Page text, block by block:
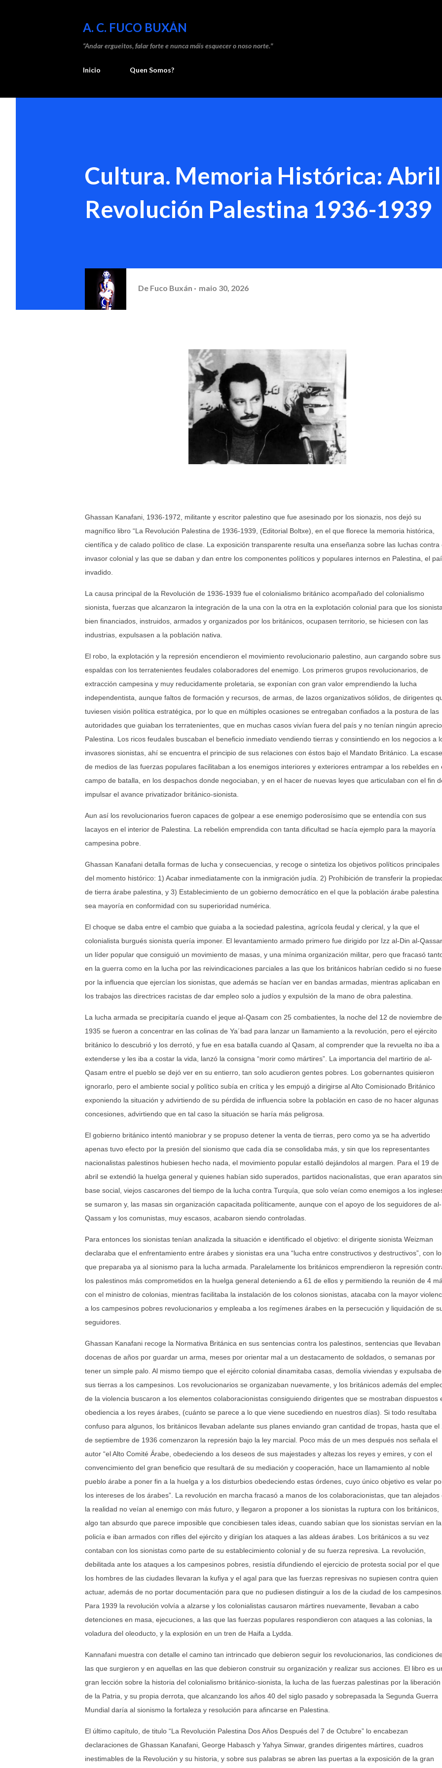
A. C. FUCO BUXÁN
“Andar ergueitos, falar forte e nunca máis esquecer o noso norte."
Inicio Quen Somos?
Cultura. Memoria Histórica:
Revolución Palestina 1936-1939
De Fuco Buxán maio 30, 2026
Ghassan Kanafani, 1936-1972, militante y escritor palestino que fue asesinado por los sionazis, nos dejó su
magnífico libro “La Revolución Palestina de 1936-1939, (Editorial Boltxe), en el que florece la memoria histórica,
científica y de calado político de clase. La exposición transparente resulta una enseñanza sobre las luchas contra
invasor colonial y las que se daban y dan entre los componentes políticos y populares internos en Palestina, el
invadido.
La causa principal de la Revolución de 1936-1939 fue el colonialismo británico acompañado del colonialismo
sionista, fuerzas que alcanzaron la integración de la una con la otra en la explotación colonial para que los
bien financiados, instruidos, armados y organizados por los británicos, ocupasen territorio, se hiciesen con las
industrias, expulsasen a la población nativa.
El robo, la explotación y la represión encendieron el movimiento revolucionario palestino, aun cargando sobre sus
espaldas con los terratenientes feudales colaboradores del enemigo. Los primeros grupos revolucionarios, de
extracción campesina y muy reducidamente proletaria, se exponían con gran valor emprendiendo la lucha
independentista, aunque faltos de formación y recursos, de armas, de lazos organizativos sólidos, de dirigentes
tuviesen visión política estratégica, por lo que en múltiples ocasiones se entregaban confiados a la postura de las
autoridades que guiaban los terratenientes, que en muchas casos vivían fuera del país y no tenían ningún
Palestina. Los ricos feudales buscaban el beneficio inmediato vendiendo tierras y consintiendo en los negocios a
invasores sionistas, ahí se encuentra el principio de sus relaciones con éstos bajo el Mandato Británico. La
de medios de las fuerzas populares facilitaban a los enemigos interiores y exteriores entrampar a los rebeldes en
campo de batalla, en los despachos donde negociaban, y en el hacer de nuevas leyes que articulaban con el fin
impulsar el avance privatizador británico-sionista.
Aun así los revolucionarios fueron capaces de golpear a ese enemigo poderosísimo que se entendía con sus
lacayos en el interior de Palestina. La rebelión emprendida con tanta dificultad se hacía ejemplo para la mayoría
campesina pobre.
Ghassan Kanafani detalla formas de lucha y consecuencias, y recoge o sintetiza los objetivos políticos principales
del momento histórico: 1) Acabar inmediatamente con la inmigración judía. 2) Prohibición de transferir la
de tierra árabe palestina, y 3) Establecimiento de un gobierno democrático en el que la población árabe palestina
sea mayoría en conformidad con su superioridad numérica.
El choque se daba entre el cambio que guiaba a la sociedad palestina, agrícola feudal y clerical, y la que el
colonialista burgués sionista quería imponer. El levantamiento armado primero fue dirigido por Izz al-Din al-
un líder popular que consiguió un movimiento de masas, y una mínima organización militar, pero que fracasó
en la guerra como en la lucha por las reivindicaciones parciales a las que los británicos habrían cedido si no fuese
por la influencia que ejercían los sionistas, que además se hacían ver en bandas armadas, mientras aplicaban en
los trabajos las directrices racistas de dar empleo solo a judíos y expulsión de la mano de obra palestina.
La lucha armada se precipitaría cuando el jeque al-Qasam con 25 combatientes, la noche del 12 de noviembre de
1935 se fueron a concentrar en las colinas de Ya´bad para lanzar un llamamiento a la revolución, pero el ejército
británico lo descubrió y los derrotó, y fue en esa batalla cuando al Qasam, al comprender que la revuelta no iba a
extenderse y les iba a costar la vida, lanzó la consigna “morir como mártires”. La importancia del martirio de al-
Qasam entre el pueblo se dejó ver en su entierro, tan solo acudieron gentes pobres. Los gobernantes quisieron
ignorarlo, pero el ambiente social y político subía en crítica y les empujó a dirigirse al Alto Comisionado Británico
exponiendo la situación y advirtiendo de su pérdida de influencia sobre la población en caso de no hacer algunas
concesiones, advirtiendo que en tal caso la situación se haría más peligrosa.
El gobierno británico intentó maniobrar y se propuso detener la venta de tierras, pero como ya se ha advertido
apenas tuvo efecto por la presión del sionismo que cada día se consolidaba más, y sin que los representantes
nacionalistas palestinos hubiesen hecho nada, el movimiento popular estalló dejándolos al margen. Para el 19 de
abril se extendió la huelga general y quienes habían sido superados, partidos nacionalistas, que eran aparatos sin
base social, viejos cascarones del tiempo de la lucha contra Turquía, que solo veían como enemigos a los
se sumaron y, las masas sin organización capacitada políticamente, aunque con el apoyo de los seguidores de al-
Qassam y los comunistas, muy escasos, acabaron siendo controladas.
Para entonces los sionistas tenían analizada la situación e identificado el objetivo: el dirigente sionista Weizman
declaraba que el enfrentamiento entre árabes y sionistas era una “lucha entre constructivos y destructivos”, con lo
que preparaba ya al sionismo para la lucha armada. Paralelamente los británicos emprendieron la represión
los palestinos más comprometidos en la huelga general deteniendo a 61 de ellos y permitiendo la reunión de 4
con el ministro de colonias, mientras facilitaba la instalación de los colonos sionistas, atacaba con la mayor
a los campesinos pobres revolucionarios y empleaba a los regímenes árabes en la persecución y liquidación de
seguidores.
Ghassan Kanafani recoge la Normativa Británica en sus sentencias contra los palestinos, sentencias que llevaban
docenas de años por guardar un arma, meses por orientar mal a un destacamento de soldados, o semanas por
tener un simple palo. Al mismo tiempo que el ejército colonial dinamitaba casas, demolía viviendas y expulsaba de
sus tierras a los campesinos. Los revolucionarios se organizaban nuevamente, y los británicos además del
de la violencia buscaron a los elementos colaboracionistas consiguiendo dirigentes que se mostraban dispuestos
obediencia a los reyes árabes, (cuánto se parece a lo que viene sucediendo en nuestros días). Si todo resultaba
confuso para algunos, los británicos llevaban adelante sus planes enviando gran cantidad de tropas, hasta que el
de septiembre de 1936 comenzaron la represión bajo la ley marcial. Poco más de un mes después nos señala el
autor “el Alto Comité Árabe, obedeciendo a los deseos de sus majestades y altezas los reyes y emires, y con el
convencimiento del gran beneficio que resultará de su mediación y cooperación, hace un llamamiento al noble
pueblo árabe a poner fin a la huelga y a los disturbios obedeciendo estas órdenes, cuyo único objetivo es velar
los intereses de los árabes”. La revolución en marcha fracasó a manos de los colaboracionistas, que tan alejados
la realidad no veían al enemigo con más futuro, y llegaron a proponer a los sionistas la ruptura con los británicos,
algo tan absurdo que parece imposible que concibiesen tales ideas, cuando sabían que los sionistas servían en la
policía e iban armados con rifles del ejército y dirigían los ataques a las aldeas árabes. Los británicos a su vez
contaban con los sionistas como parte de su establecimiento colonial y de su fuerza represiva. La revolución,
debilitada ante los ataques a los campesinos pobres, resistía difundiendo el ejercicio de protesta social por el que
los hombres de las ciudades llevaran la kufiya y el agal para que las fuerzas represivas no supiesen contra quien
actuar, además de no portar documentación para que no pudiesen distinguir a los de la ciudad de los
Para 1939 la revolución volvía a alzarse y los colonialistas causaron mártires nuevamente, llevaban a cabo
detenciones en masa, ejecuciones, a las que las fuerzas populares respondieron con ataques a las colonias, la
voladura del oleoducto, y la explosión en un tren de Haifa a Lydda.
Kannafani muestra con detalle el camino tan intrincado que debieron seguir los revolucionarios, las condiciones
las que surgieron y en aquellas en las que debieron construir su organización y realizar sus acciones. El libro es
gran lección sobre la historia del colonialismo británico-sionista, la lucha de las fuerzas palestinas por la liberación
de la Patria, y su propia derrota, que alcanzando los años 40 del siglo pasado y sobrepasada la Segunda Guerra
Mundial daría al sionismo la fortaleza y resolución para afincarse en Palestina.
El último capítulo, de titulo “La Revolución Palestina Dos Años Después del 7 de Octubre” lo encabezan
declaraciones de Ghassan Kanafani, George Habasch y Yahya Sinwar, grandes dirigentes mártires, cuadros
inestimables de la Revolución y su historia, y sobre sus palabras se abren las puertas a la exposición de la gran